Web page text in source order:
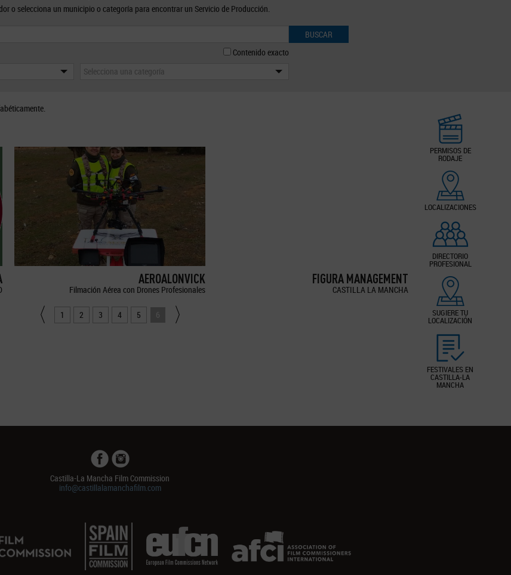
o selecciona un municipio o categoría para encontrar un Servicio de Producción.
BUSCAR
Contenido exacto
Selecciona una categoría
PERMISOS DE
RODAJE
LOCALIZACIONES
DIRECTORIO
PROFESIONAL
SUGIERE TU
LOCALIZACIÓN
FESTIVALES EN
CASTILLA-LA
MANCHA
AEROALONVICK
Filmación Aérea con Drones Profesionales
FIGURA MANAGEMENT
CASTILLA LA MANCHA
1 2 3 4 5 6
Castilla-La Mancha Film Commission
info@castillalamanchafilm.com